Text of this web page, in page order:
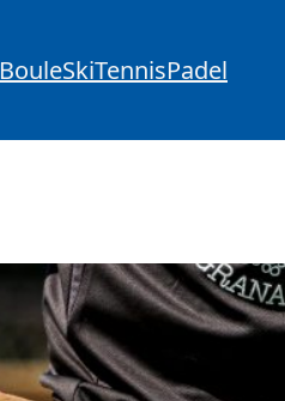
BouleSkiTennisPadel